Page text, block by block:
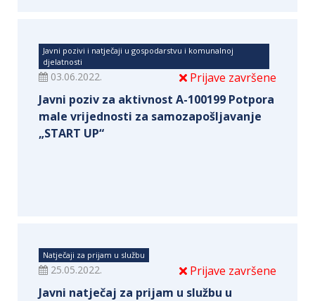
Javni pozivi i natječaji u gospodarstvu i komunalnoj
djelatnosti
Prijave završene
03.06.2022.
Javni poziv za aktivnost A-100199 Potpora
male vrijednosti za samozapošljavanje
„START UP“
Natječaji za prijam u službu
Prijave završene
25.05.2022.
Javni natječaj za prijam u službu u